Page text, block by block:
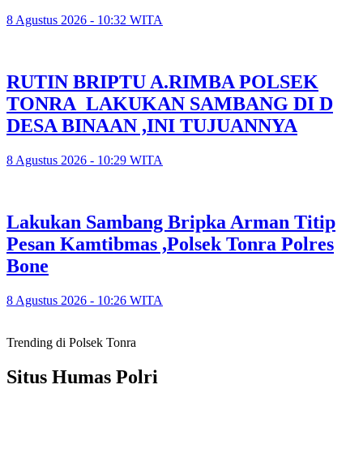
8 Agustus 2026 - 10:32 WITA
RUTIN BRIPTU A.RIMBA POLSEK
TONRA LAKUKAN SAMBANG DI D
DESA BINAAN ,INI TUJUANNYA
8 Agustus 2026 - 10:29 WITA
Lakukan Sambang Bripka Arman Titip
Pesan Kamtibmas ,Polsek Tonra Polres
Bone
8 Agustus 2026 - 10:26 WITA
Trending di Polsek Tonra
Situs Humas Polri